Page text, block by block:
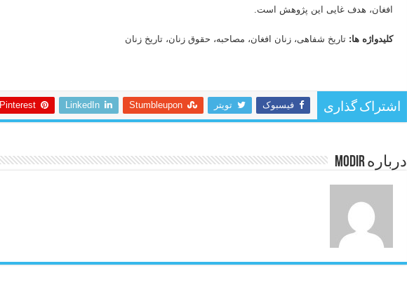
افغان، هدف غایی این پژوهش است.
کلیدواژه‏ ها: تاریخ شفاهی، زنان افغان، مصاحبه، حقوق زنان، تاریخ زنان
اشتراک گذاری فیسبوک تویتر Stumbleupon
LinkedIn
Pinterest
درباره modir